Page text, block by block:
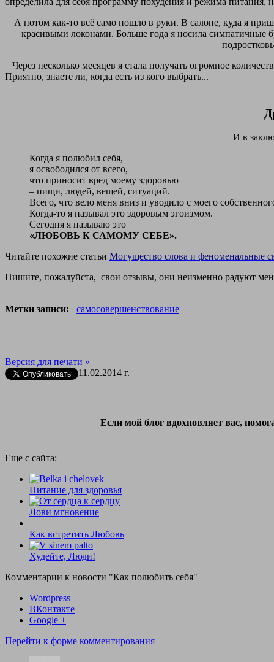
А потом как-то всё само пошло в руки. В салоне, куда я
красивыми локонами. Больше года я носила симпатичные
Через несколько месяцев я стала получать огромное
Приятно, знаете ли, когда есть из кого выбрать...
И в
Когда я полюбил себя,
я освободился от всего,
что приносит вред моему здоровью
– пищи, людей, вещей, ситуаций.
Всего, что вело меня вниз и уводило с моего
Когда-то я называл это здоровым эгоизмом.
Сегодня я называю это
«ЛЮБОВЬ К САМОМУ СЕБЕ».
Читайте похожие статьи Могущество слова и феноменальные
Пишите, пожалуйста, свои отзывы, они неизменно радуют
Метки записи: самосовершенствование
Версия для печати »
11.02.2014 г.
Если мой блог вдохновляет вас,
Еще с сайта:
Питание для здоровья
Лови мгновение
Как встретить Любовь
Худейте, Люди!
Комментарии к новости "Как полюбить себя"
Wordpress
ВКонтакте
Google +
Перейти к форме комментирования